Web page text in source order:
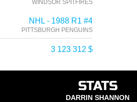
WINDSOR SPITFIRES
NHL - 1988 R1 #4
PITTSBURGH PENGUINS
3 123 312 $
STATS
DARRIN SHANNON